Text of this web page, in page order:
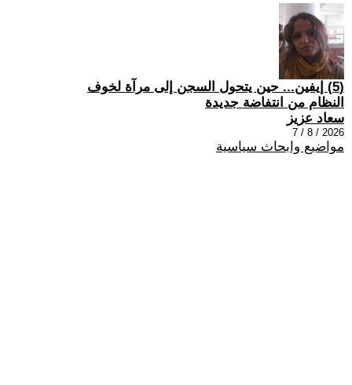
(5) إيفين... حين يتحول السجن إلى مرآة لخوف
النظام من انتفاضة جديدة
سعاد عزيز
2026 / 8 / 7
مواضيع وابحاث سياسية